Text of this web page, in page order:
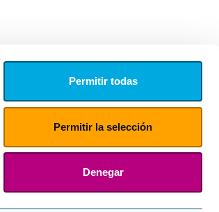
Permitir todas
Permitir la selección
Denegar